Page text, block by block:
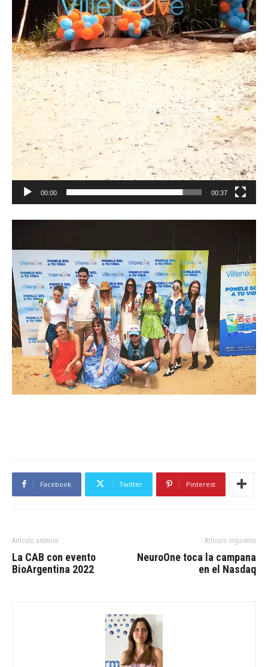
00:00 00:37
Facebook Twitter Pinterest
Artículo anterior
La CAB con evento
BioArgentina 2022
Artículo siguiente
NeuroOne toca la campana
en el Nasdaq